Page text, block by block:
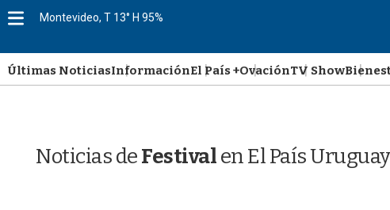
M
u
Montevideo, T 13° H 95%
Últimas NoticiasInformaciónEl País +OvaciónTV Show
Noticias deFestivalen El País Uruguay